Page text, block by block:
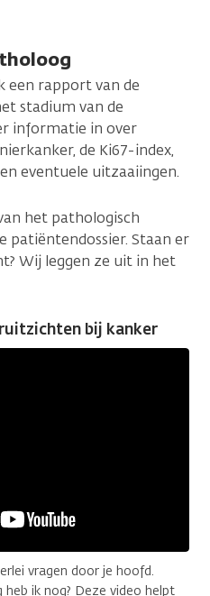
een rapport van de
stadium van de
informatie in over
de Ki67-index,
eventuele uitzaaiingen.
het pathologisch
patiëntendossier. Staan er
Wij leggen ze uit in het
bij kanker
vragen door je hoofd.
ik nog? Deze video helpt